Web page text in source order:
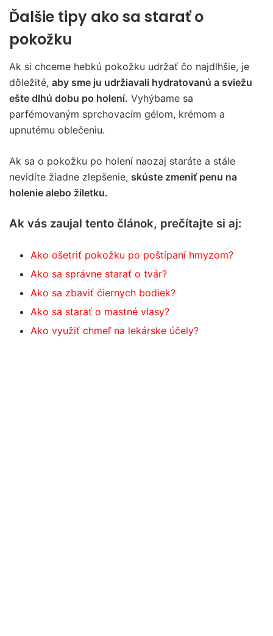
Ďalšie tipy ako sa starať o
pokožku
Ak si chceme hebkú pokožku udržať čo najdlhšie, je
dôležité, aby sme ju udržiavali hydratovanú a sviežu
ešte dlhú dobu po holení. Vyhýbame sa
parfémovaným sprchovacím gélom, krémom a
upnutému oblečeniu.
Ak sa o pokožku po holení naozaj staráte a stále
nevidíte žiadne zlepšenie, skúste zmeniť penu na
holenie alebo žiletku.
Ak vás zaujal tento článok, prečítajte si aj:
Ako ošetriť pokožku po poštípaní hmyzom?
Ako sa správne starať o tvár?
Ako sa zbaviť čiernych bodiek?
Ako sa starať o mastné vlasy?
Ako využiť chmeľ na lekárske účely?